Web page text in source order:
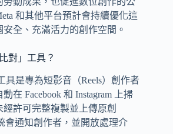
和其他平台預計會持續優化這
全、充滿活力的創作空間。
對」工具？
具是專為短影音（Reels）創作者
在 Facebook 和 Instagram 上掃
許可完整複製並上傳原創
會通知創作者，並開放處理介